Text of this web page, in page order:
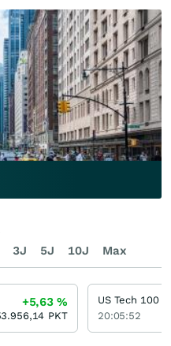
3J 5J 10J Max
+5,63%
PKT
US Tech 100
20:05:52